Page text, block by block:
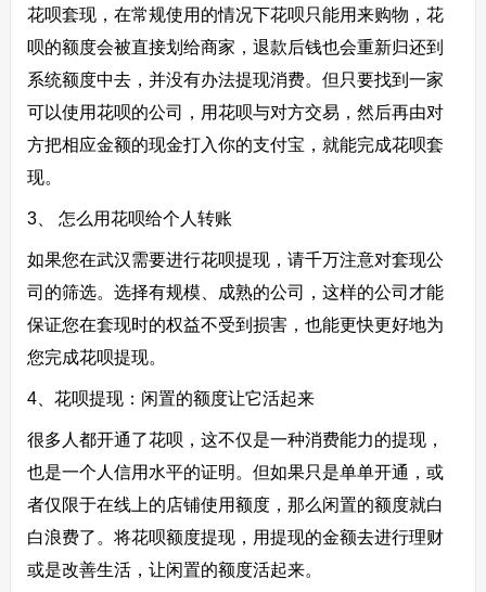
花呗套现，在常规使用的情况下花呗只能用来购物，花
呗的额度会被直接划给商家，退款后钱也会重新归还到
系统额度中去，并没有办法提现消费。但只要找到一家
可以使用花呗的公司，用花呗与对方交易，然后再由对
方把相应金额的现金打入你的支付宝，就能完成花呗套
现。
3、 怎么用花呗给个人转账
如果您在武汉需要进行花呗提现，请千万注意对套现公
司的筛选。选择有规模、成熟的公司，这样的公司才能
保证您在套现时的权益不受到损害，也能更快更好地为
您完成花呗提现。
4、花呗提现：闲置的额度让它活起来
很多人都开通了花呗，这不仅是一种消费能力的提现，
也是一个人信用水平的证明。但如果只是单单开通，或
者仅限于在线上的店铺使用额度，那么闲置的额度就白
白浪费了。将花呗额度提现，用提现的金额去进行理财
或是改善生活，让闲置的额度活起来。